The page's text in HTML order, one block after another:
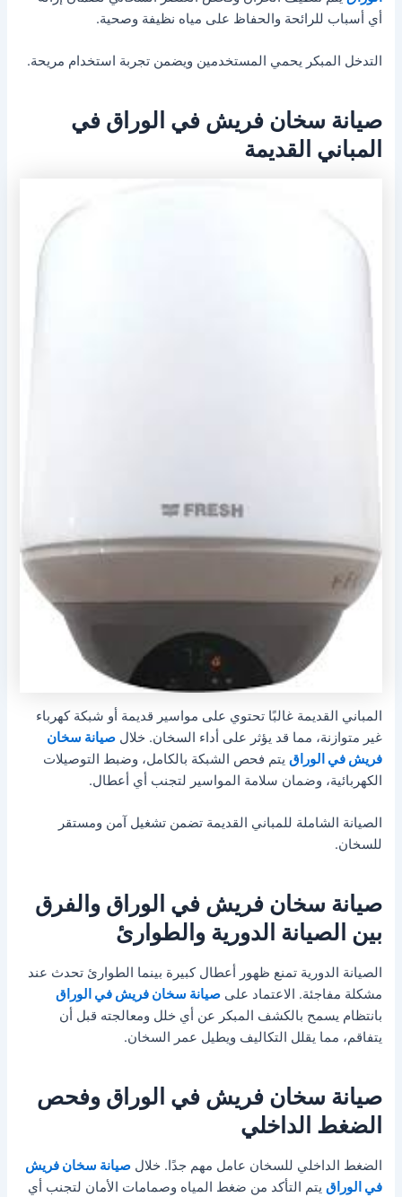
أي أسباب للرائحة والحفاظ على مياه نظيفة وصحية.
التدخل المبكر يحمي المستخدمين ويضمن تجربة استخدام مريحة.
صيانة سخان فريش في الوراق في
المباني القديمة
المباني القديمة غالبًا تحتوي على مواسير قديمة أو شبكة كهرباء
غير متوازنة، مما قد يؤثر على أداء السخان. خلالصيانة سخان
فريش في الوراق يتم فحص الشبكة بالكامل، وضبط التوصيلات
الكهربائية، وضمان سلامة المواسير لتجنب أي أعطال.
الصيانة الشاملة للمباني القديمة تضمن تشغيل آمن ومستقر
للسخان.
صيانة سخان فريش في الوراق والفرق
بين الصيانة الدورية والطوارئ
الصيانة الدورية تمنع ظهور أعطال كبيرة بينما الطوارئ تحدث عند
مشكلة مفاجئة. الاعتماد علىصيانة سخان فريش في الوراق
بانتظام يسمح بالكشف المبكر عن أي خلل ومعالجته قبل أن
يتفاقم، مما يقلل التكاليف ويطيل عمر السخان.
صيانة سخان فريش في الوراق وفحص
الضغط الداخلي
الضغط الداخلي للسخان عامل مهم جدًا. خلالصيانة سخان فريش
في الوراق يتم التأكد من ضغط المياه وصمامات الأمان لتجنب أي